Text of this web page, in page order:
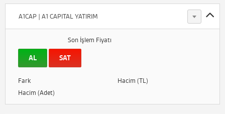
A1CAP | A1 CAPITAL YATIRIM
Son İşlem Fiyatı
AL SAT
Fark
Hacim (TL)
Hacim (Adet)